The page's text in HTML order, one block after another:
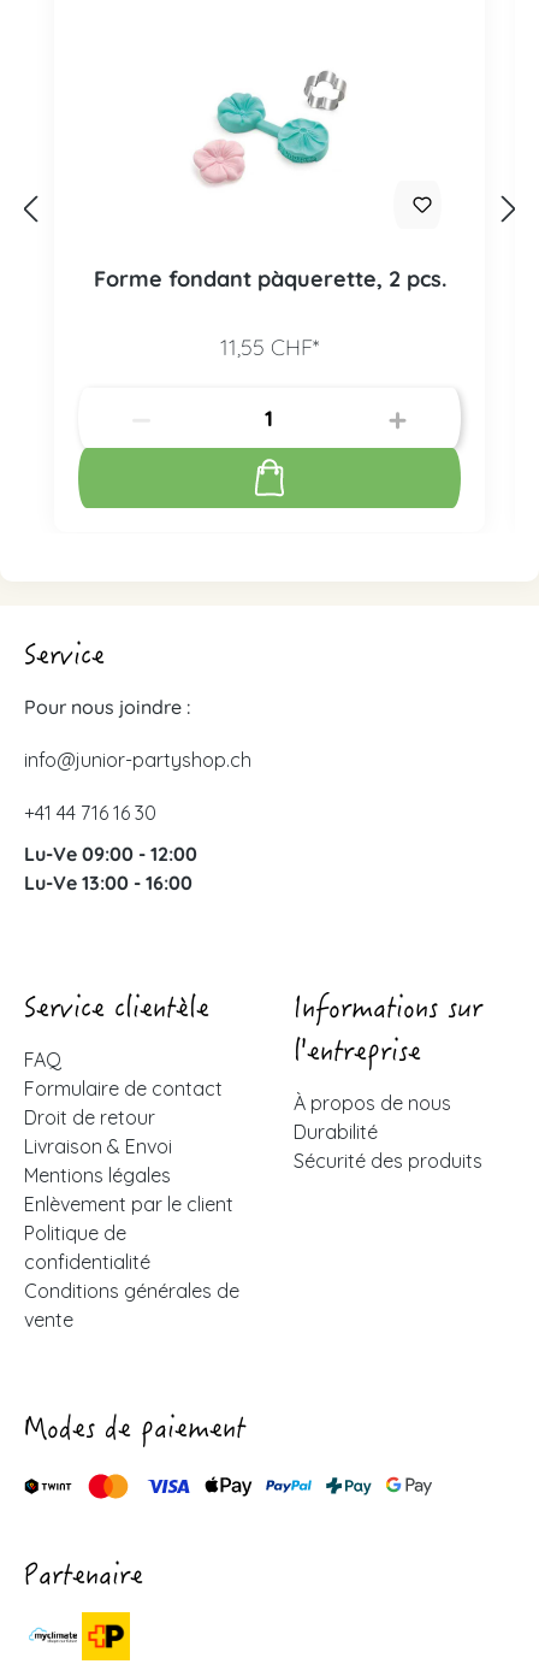
Forme fondant pàquerette, 2 pcs.
11,55 CHF*
Service
Pour nous joindre :
info@junior-partyshop.ch
+41 44 716 16 30
Lu-Ve 09:00 - 12:00
Lu-Ve 13:00 - 16:00
Service clientèle
FAQ
Formulaire de contact
Droit de retour
Livraison & Envoi
Mentions légales
Enlèvement par le client
Politique de
confidentialité
Conditions générales de
vente
Informations sur
l'entreprise
À propos de nous
Durabilité
Sécurité des produits
Modes de paiement
Partenaire